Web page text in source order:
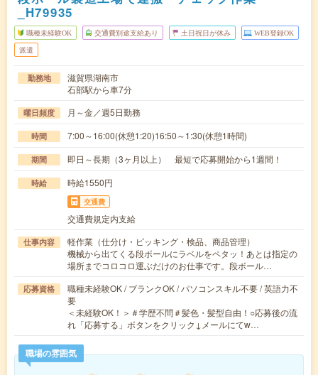
_H79935
職種未経験OK 交通費別途支給あり 土日祝日が休み WEB登録OK
派遣
勤務地
滋賀県湖南市
石部駅から車7分
曜日頻度 月～金／週5日勤務
時間 7:00～16:00(休憩1:20)16:50～1:30(休憩1時間)
期間 即日～長期（3ヶ月以上） 最短で応募開始から1週間！
時給 時給1550円
交通費
交通費規定内支給
仕事内容
軽作業（仕分け・ピッキング・検品、商品管理）
機械から出てくる段ボールにラベルをペタッ！あとは指定の
場所までコロコロ運ぶだけのお仕事です。段ボール…
応募資格
職種未経験OK / ブランクOK / パソコンスキル不要 / 英語力不
要
＜未経験OK！＞＃学歴不問＃髪色・髪型自由！○応募後の流
れ「応募する」ボタンをクリック↓メールにてw…
職場の雰囲気